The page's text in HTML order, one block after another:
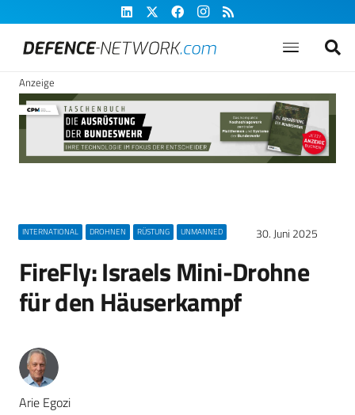
Anzeige
INTERNATIONAL DROHNEN RÜSTUNG UNMANNED 30. Juni 2025
FireFly: Israels Mini-Drohne
für den Häuserkampf
Arie Egozi